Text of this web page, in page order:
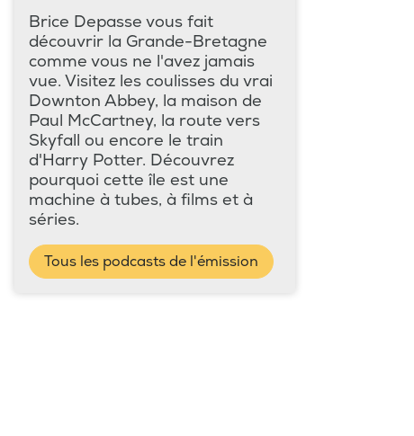
Brice Depasse vous fait
découvrir la Grande-Bretagne
comme vous ne l'avez jamais
vue. Visitez les coulisses du vrai
Downton Abbey, la maison de
Paul McCartney, la route vers
Skyfall ou encore le train
d'Harry Potter. Découvrez
pourquoi cette île est une
machine à tubes, à films et à
séries.
Tous les podcasts de l'émission